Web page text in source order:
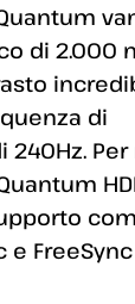
di 2.000
di
e